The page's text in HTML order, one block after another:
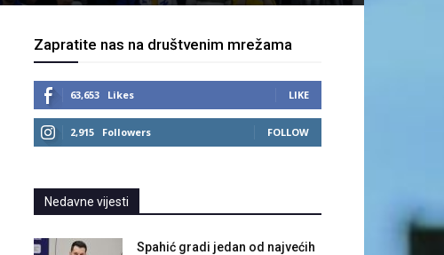
Zapratite nas na društvenim mrežama
63,653 Likes LIKE
2,915 Followers FOLLOW
Nedavne vijesti
Spahić gradi jedan od najvećih